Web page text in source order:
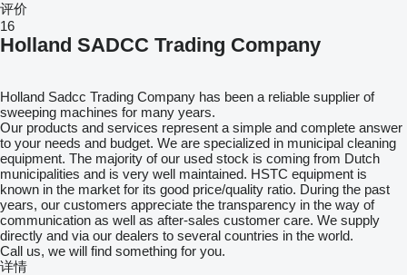
评价
16
Holland SADCC Trading Company
Holland Sadcc Trading Company has been a reliable supplier of
sweeping machines for many years.
Our products and services represent a simple and complete answer
to your needs and budget. We are specialized in municipal cleaning
equipment. The majority of our used stock is coming from Dutch
municipalities and is very well maintained. HSTC equipment is
known in the market for its good price/quality ratio. During the past
years, our customers appreciate the transparency in the way of
communication as well as after-sales customer care. We supply
directly and via our dealers to several countries in the world.
Call us, we will find something for you.
详情